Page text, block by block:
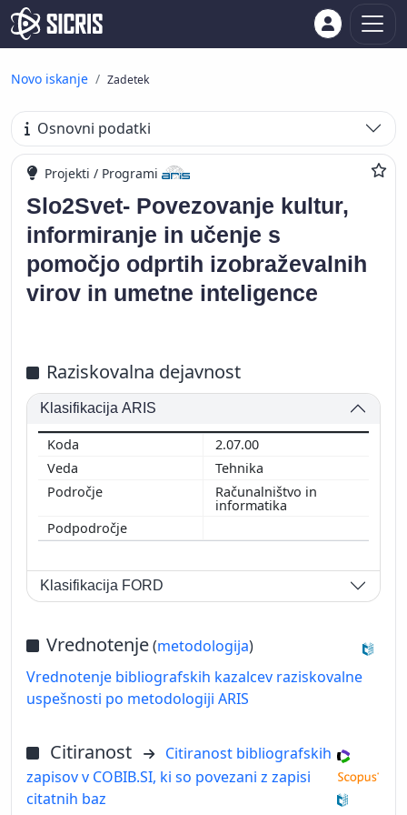
Novo iskanje Zadetek
Osnovni podatki
Projekti / Programi
Slo2Svet- Povezovanje kultur,
informiranje in učenje s
pomočjo odprtih izobraževalnih
virov in umetne inteligence
Raziskovalna dejavnost
Klasifikacija ARIS
2.07.00
Tehnika
Računalništvo in
informatika
Klasifikacija FORD
Vrednotenje(metodologija)
Vrednotenje bibliografskih kazalcev raziskovalne
uspešnosti po metodologiji ARIS
Citiranost
Citiranost bibliografskih
zapisov v COBIB.SI, ki so povezani z zapisi
citatnih baz